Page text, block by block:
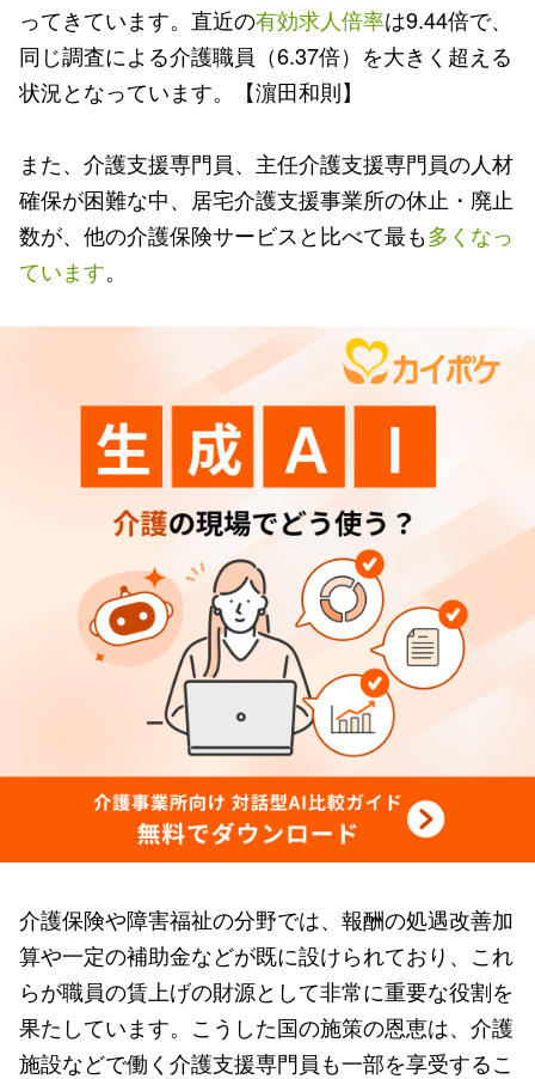
ってきています。直近の有効求人倍率は9.44倍で、
同じ調査による介護職員（6.37倍）を大きく超える
状況となっています。【濵田和則】
また、介護支援専門員、主任介護支援専門員の人材
確保が困難な中、居宅介護支援事業所の休止・廃止
数が、他の介護保険サービスと比べて最も多くなっ
ています。
介護保険や障害福祉の分野では、報酬の処遇改善加
算や一定の補助金などが既に設けられており、これ
らが職員の賃上げの財源として非常に重要な役割を
果たしています。こうした国の施策の恩恵は、介護
施設などで働く介護支援専門員も一部を享受するこ